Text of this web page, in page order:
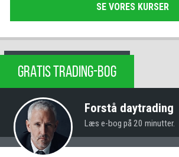
SE VORES KURSER
GRATIS TRADING-BOG
Forstå daytrading
Læs e-bog på 20 minutter.